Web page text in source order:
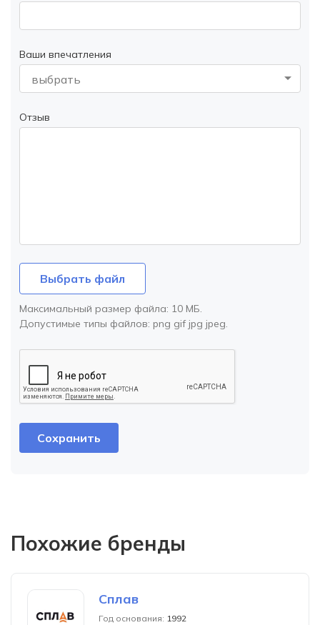
Ваши впечатления
выбрать
Отзыв
Выбрать файл
Максимальный размер файла: 10 МБ.
Допустимые типы файлов: png gif jpg jpeg.
Похожие бренды
Сплав
Год основания: 1992